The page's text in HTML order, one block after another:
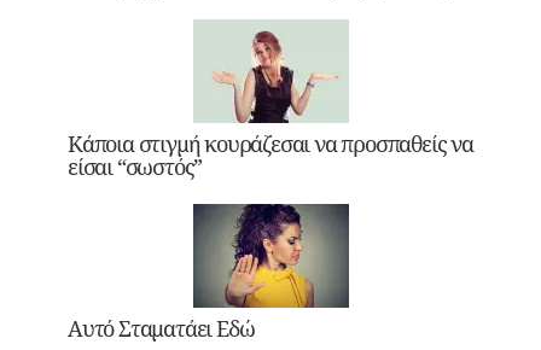
Κάποια στιγμή κουράζεσαι να προσπαθείς να
είσαι “σωστός”
Αυτό Σταματάει Εδώ